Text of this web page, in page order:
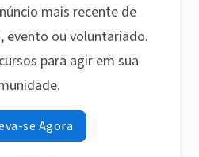
mais recente de
evento ou voluntariado.
para agir em sua
se Agora